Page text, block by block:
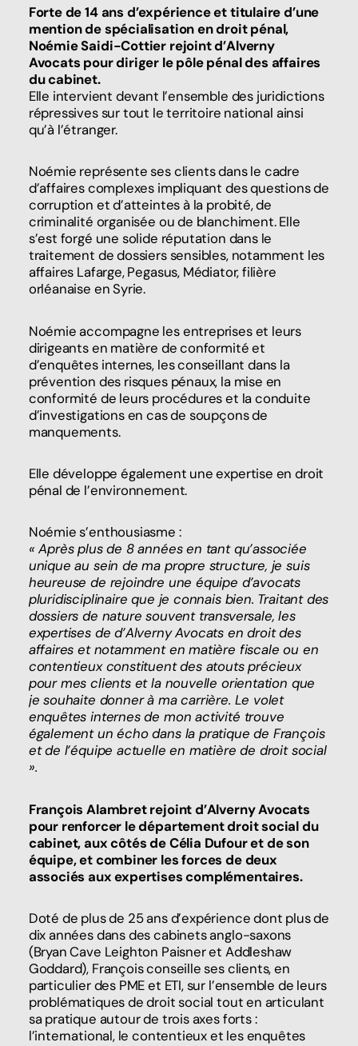
Forte de 14 ans d’expérience et titulaire d’une
mention de spécialisation en droit pénal,
Noémie Saidi-Cottier rejoint d’Alverny
Avocats pour diriger le pôle pénal des affaires
du cabinet.
Elle intervient devant l’ensemble des juridictions
répressives sur tout le territoire national ainsi
qu’à l’étranger.
Noémie représente ses clients dans le cadre
d’affaires complexes impliquant des questions de
corruption et d’atteintes à la probité, de
criminalité organisée ou de blanchiment. Elle
s’est forgé une solide réputation dans le
traitement de dossiers sensibles, notamment les
affaires Lafarge, Pegasus, Médiator, filière
orléanaise en Syrie.
Noémie accompagne les entreprises et leurs
dirigeants en matière de conformité et
d’enquêtes internes, les conseillant dans la
prévention des risques pénaux, la mise en
conformité de leurs procédures et la conduite
d’investigations en cas de soupçons de
manquements.
Elle développe également une expertise en droit
pénal de l’environnement.
Noémie s’enthousiasme :
« Après plus de 8 années en tant qu’associée
unique au sein de ma propre structure, je suis
heureuse de rejoindre une équipe d’avocats
pluridisciplinaire que je connais bien. Traitant des
dossiers de nature souvent transversale, les
expertises de d’Alverny Avocats en droit des
affaires et notamment en matière fiscale ou en
contentieux constituent des atouts précieux
pour mes clients et la nouvelle orientation que
je souhaite donner à ma carrière. Le volet
enquêtes internes de mon activité trouve
également un écho dans la pratique de François
et de l’équipe actuelle en matière de droit social
».
François Alambret rejoint d’Alverny Avocats
pour renforcer le département droit social du
cabinet, aux côtés de Célia Dufour et de son
équipe, et combiner les forces de deux
associés aux expertises complémentaires.
Doté de plus de 25 ans d’expérience dont plus de
dix années dans des cabinets anglo-saxons
(Bryan Cave Leighton Paisner et Addleshaw
Goddard), François conseille ses clients, en
particulier des PME et ETI, sur l’ensemble de leurs
problématiques de droit social tout en articulant
sa pratique autour de trois axes forts :
l’international, le contentieux et les enquêtes